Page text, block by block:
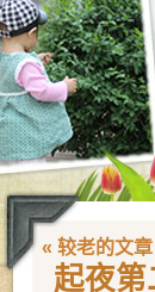
« 较老的文章
起夜第